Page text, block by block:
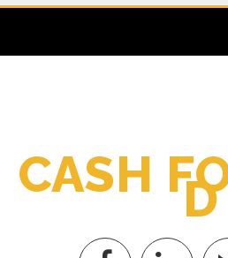
CASH FO
D